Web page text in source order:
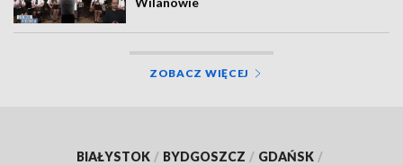
ZOBACZ WIĘCEJ
BIAŁYSTOK / BYDGOSZCZ / GDAŃSK /